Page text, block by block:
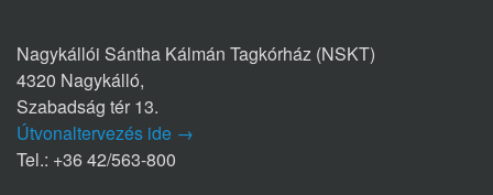
Nagykállói Sántha Kálmán Tagkórház (NSKT)
4320 Nagykálló,
Szabadság tér 13.
Útvonaltervezés ide →
Tel.: +36 42/563-800